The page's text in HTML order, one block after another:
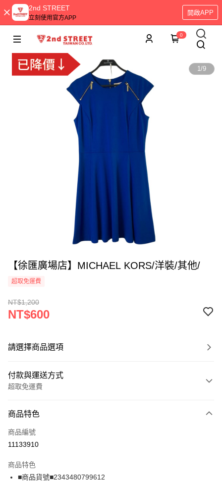
2nd STREET
立刻使用官方APP
開啟APP
0
1/9
【徐匯廣場店】MICHAEL KORS/洋裝/其他/
超取免運費
NT$1,200
NT$600
請選擇商品選項
付款與運送方式
超取免運費
信用卡一次付款
超商取貨付款
Apple Pay
商品特色
商品編號
11133910
商品特色
■商品貨號■2343480799612